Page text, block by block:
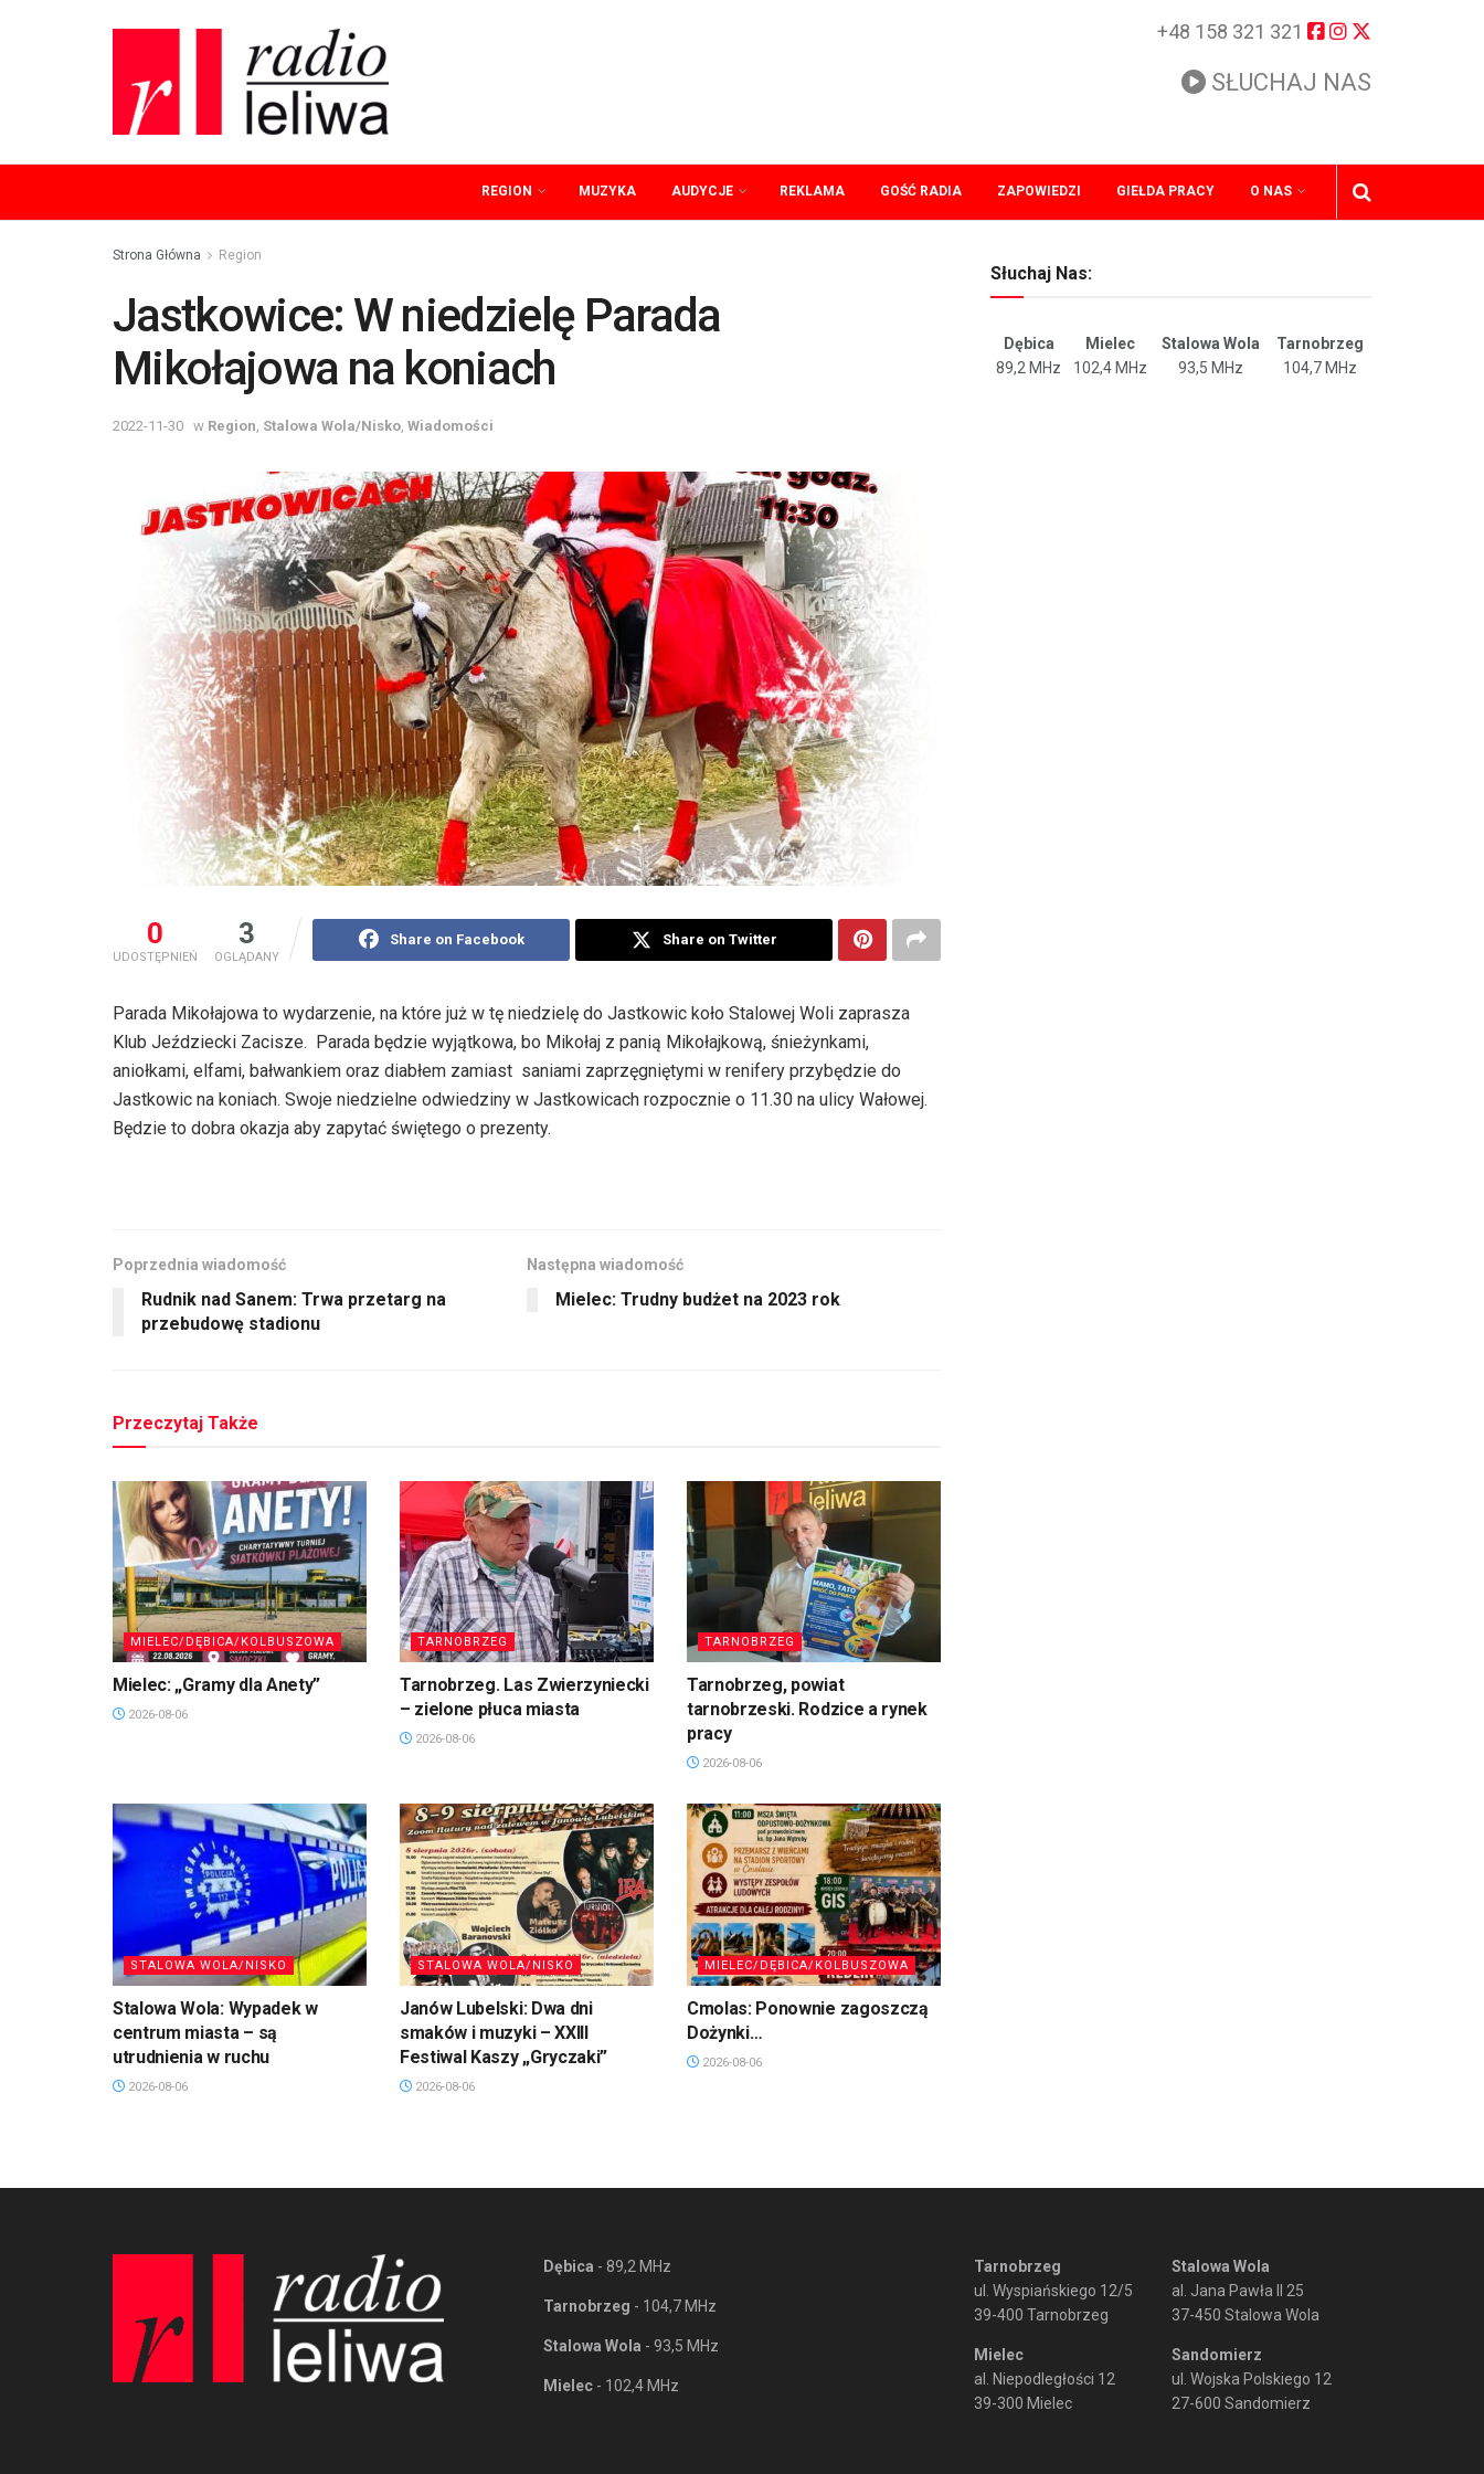
+48 158 321 321
SŁUCHAJ NAS
REGION MUZYKA AUDYCJE REKLAMA GOŚĆ RADIA ZAPOWIEDZI GIEŁDA PRACY O NAS
Strona Główna Region
Jastkowice: W niedzielę Parada
Mikołajowa na koniach
2022-11-30 w Region Stalowa Wola/Nisko Wiadomości
0
UDOSTĘPNIEŃ
3
OGLĄDANY
Share on Facebook Share on Twitter
Parada Mikołajowa to wydarzenie, na które już w tę niedzielę do Jastkowic koło Stalowej Woli zaprasza
Klub Jeździecki Zacisze. Parada będzie wyjątkowa, bo Mikołaj z panią Mikołajkową, śnieżynkami,
aniołkami, elfami, bałwankiem oraz diabłem zamiast saniami zaprzęgniętymi w renifery przybędzie do
Jastkowic na koniach. Swoje niedzielne odwiedziny w Jastkowicach rozpocznie o 11.30 na ulicy Wałowej.
Będzie to dobra okazja aby zapytać świętego o prezenty.
Poprzednia wiadomość
Rudnik nad Sanem: Trwa przetarg na
przebudowę stadionu
Następna wiadomość
Mielec: Trudny budżet na 2023 rok
Przeczytaj Także
MIELEC/DĘBICA/KOLBUSZOWA
Mielec: „Gramy dla Anety”
2026-08-06
TARNOBRZEG
Tarnobrzeg. Las Zwierzyniecki
– zielone płuca miasta
2026-08-06
TARNOBRZEG
Tarnobrzeg, powiat
tarnobrzeski. Rodzice a rynek
pracy
2026-08-06
STALOWA WOLA/NISKO
Stalowa Wola: Wypadek w
centrum miasta – są
utrudnienia w ruchu
2026-08-06
STALOWA WOLA/NISKO
Janów Lubelski: Dwa dni
smaków i muzyki – XXIII
Festiwal Kaszy „Gryczaki”
2026-08-06
MIELEC/DĘBICA/KOLBUSZOWA
Cmolas: Ponownie zagoszczą
Dożynki…
2026-08-06
Słuchaj Nas:
Dębica Mielec Stalowa Wola
Tarnobrzeg
89,2 MHz
102,4 MHz 93,5 MHz 104,7 MHz
Dębica - 89,2 MHz
Tarnobrzeg - 104,7 MHz
Stalowa Wola - 93,5 MHz
Mielec - 102,4 MHz
Tarnobrzeg
ul. Wyspiańskiego 12/5
39-400 Tarnobrzeg
Mielec
al. Niepodległości 12
39-300 Mielec
Stalowa Wola
al. Jana Pawła II 25
37-450 Stalowa Wola
Sandomierz
ul. Wojska Polskiego 12
27-600 Sandomierz